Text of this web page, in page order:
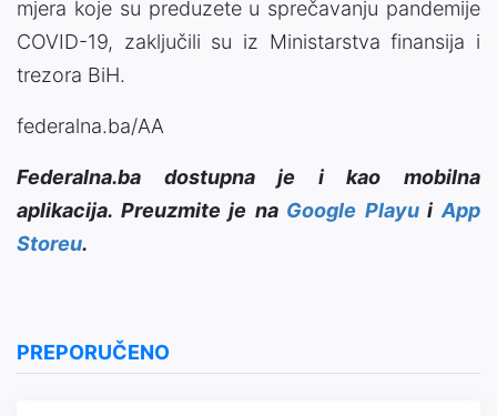
mjera koje su preduzete u sprečavanju pandemije
COVID-19, zaključili su iz Ministarstva finansija i
trezora BiH.
federalna.ba/AA
Federalna.ba dostupna je i kao mobilna
aplikacija. Preuzmite je na Google PlayuiApp
Storeu.
PREPORUČENO